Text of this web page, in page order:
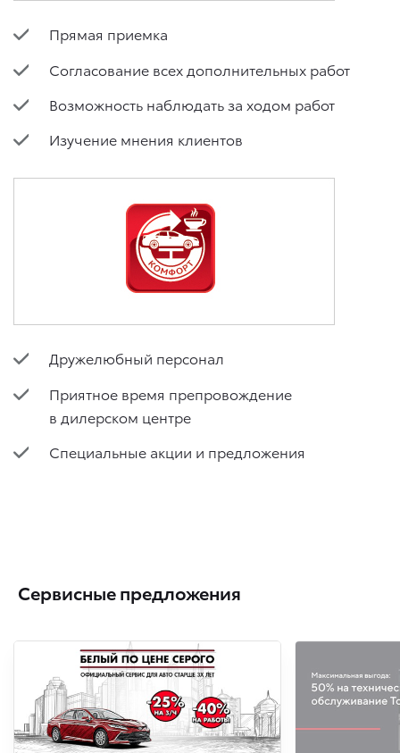
Прямая приемка
Согласование всех дополнительных работ
Возможность наблюдать за ходом работ
Изучение мнения клиентов
Дружелюбный персонал
Приятное время препровождение
в дилерском центре
Специальные акции и предложения
Сервисные предложения